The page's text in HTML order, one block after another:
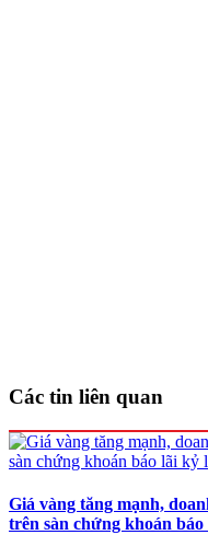
Các tin liên quan
Giá vàng tăng mạnh,
trên sàn chứng khoán